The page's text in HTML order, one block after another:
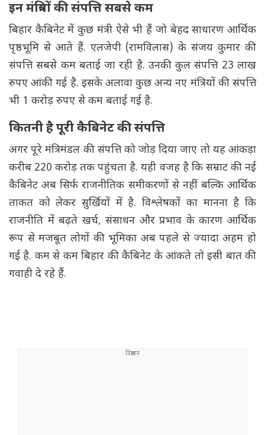
इन मंत्रियों की संपत्ति सबसे कम
बिहार कैबिनेट में कुछ मंत्री ऐसे भी हैं जो बेहद साधारण आर्थिक
पृष्ठभूमि से आते हैं. एलजेपी (रामविलास) के संजय कुमार की
संपत्ति सबसे कम बताई जा रही है. उनकी कुल संपत्ति 23 लाख
रुपए आंकी गई है. इसके अलावा कुछ अन्य नए मंत्रियों की संपत्ति
भी 1 करोड़ रुपए से कम बताई गई है.
कितनी है पूरी कैबिनेट की संपत्ति
अगर पूरे मंत्रिमंडल की संपत्ति को जोड़ दिया जाए तो यह आंकड़ा
करीब 220 करोड़ तक पहुंचता है. यही वजह है कि सम्राट की नई
कैबिनेट अब सिर्फ राजनीतिक समीकरणों से नहीं बल्कि आर्थिक
ताकत को लेकर सुर्खियों में है. विश्लेषकों का मानना है कि
राजनीति में बढ़ते खर्च, संसाधन और प्रभाव के कारण आर्थिक
रूप से मजबूत लोगों की भूमिका अब पहले से ज्यादा अहम हो
गई है. कम से कम बिहार की कैबिनेट के आंकते तो इसी बात की
गवाही दे रहे हैं.